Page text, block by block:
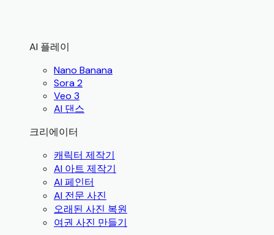
AI 플레이
Nano Banana
Sora 2
Veo 3
AI 댄스
크리에이터
캐릭터 제작기
AI 아트 제작기
AI 페인터
AI 전문 사진
오래된 사진 복원
여권 사진 만들기